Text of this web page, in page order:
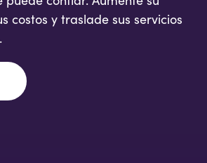
costos y traslade sus servicios